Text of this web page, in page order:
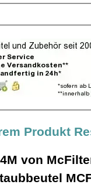
Produkt
von